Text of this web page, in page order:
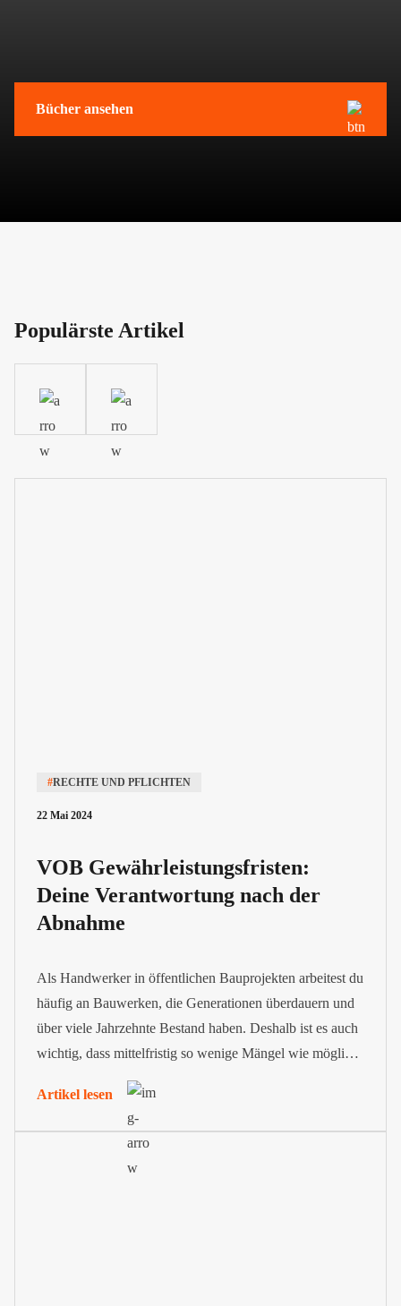
Bücher ansehen
Populärste Artikel
#RECHTE UND PFLICHTEN
22 Mai 2024
VOB Gewährleistungsfristen:
Deine Verantwortung nach der
Abnahme
Als Handwerker in öffentlichen Bauprojekten arbeitest du
häufig an Bauwerken, die Generationen überdauern und
über viele Jahrzehnte Bestand haben. Deshalb ist es auch
wichtig, dass mittelfristig so wenige Mängel wie möglich
auftreten. Aus diesem Grund sieht die VOB
Gewährleistungsfristen vor. Sie bestimmen den Zeitraum
nach der Abnahme, in dem dein Unternehmen für
Artikel lesen